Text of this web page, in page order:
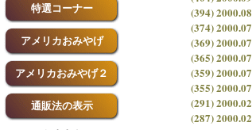
(394)
(374)
(369)
(365)
(359)
(355)
(291)
(287)
特選コーナー
アメリカおみやげ
アメリカおみやげ２
通販法の表示